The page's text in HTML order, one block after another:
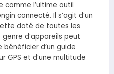
comme l’ultime outil
connecté. Il s’agit d’un
doté de toutes les
d’appareils peut
bénéficier d’un guide
GPS et d’une multitude